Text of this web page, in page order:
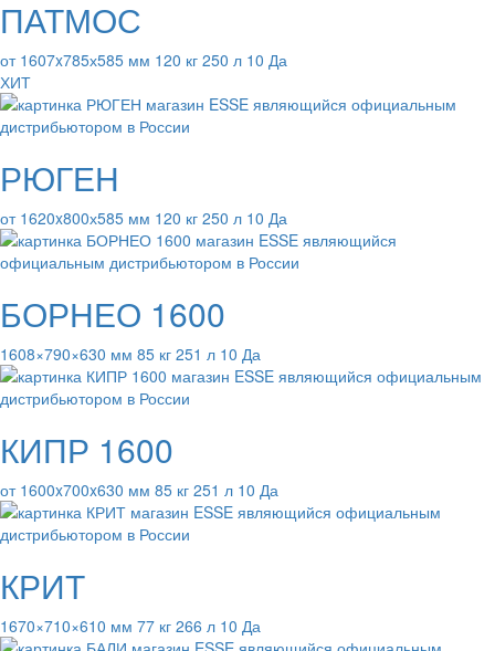
ПАТМОС
от 1607x785х585 мм 120 кг 250 л 10 Да
ХИТ
РЮГЕН
от 1620x800х585 мм 120 кг 250 л 10 Да
БОРНЕО 1600
1608×790×630 мм 85 кг 251 л 10 Да
КИПР 1600
от 1600x700x630 мм 85 кг 251 л 10 Да
КРИТ
1670×710×610 мм 77 кг 266 л 10 Да